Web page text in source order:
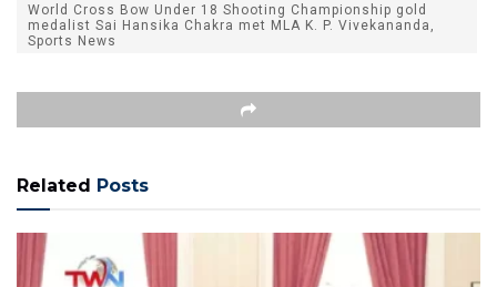
World Cross Bow Under 18 Shooting Championship gold
medalist Sai Hansika Chakra met MLA K. P. Vivekananda,
Sports News
Related Posts